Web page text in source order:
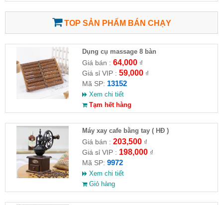
TOP SẢN PHẨM BÁN CHẠY
Dụng cụ massage 8 bàn
Giá bán : 64,000₫
Giá sỉ VIP : 59,000₫
Mã SP: 13152
Xem chi tiết
Tạm hết hàng
Máy xay cafe bằng tay ( HĐ )
Giá bán : 203,500₫
Giá sỉ VIP : 198,000₫
Mã SP: 9972
Xem chi tiết
Giỏ hàng